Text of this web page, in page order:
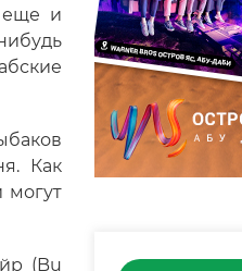
еще и
Как
могут
(Bu